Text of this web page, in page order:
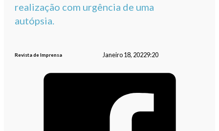
realização com urgência de uma
autópsia.
Revista de Imprensa Janeiro 18, 20229:20